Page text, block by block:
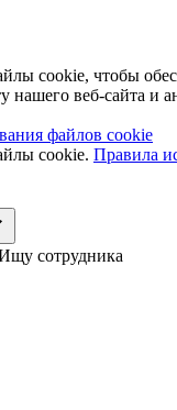
cookie, чтобы
нашего веб-сайта и
файлов cookie
cookie. Правила
сотрудника